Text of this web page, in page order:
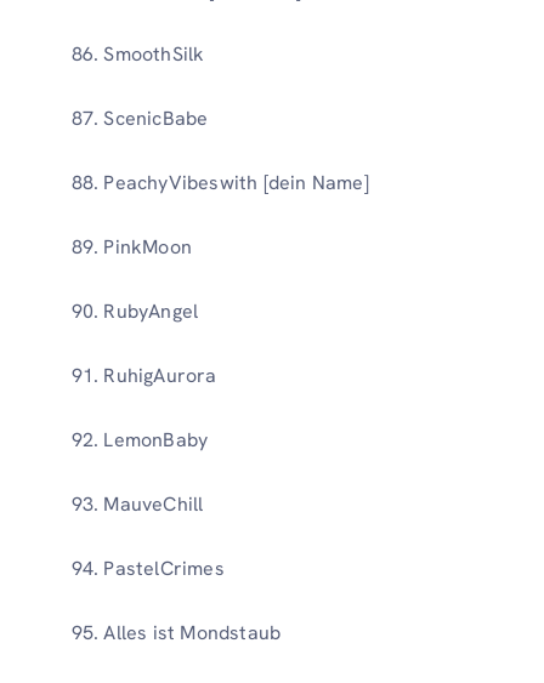
SmoothSilk
ScenicBabe
PeachyVibeswith [dein Name]
PinkMoon
RubyAngel
RuhigAurora
LemonBaby
MauveChill
PastelCrimes
Alles ist Mondstaub